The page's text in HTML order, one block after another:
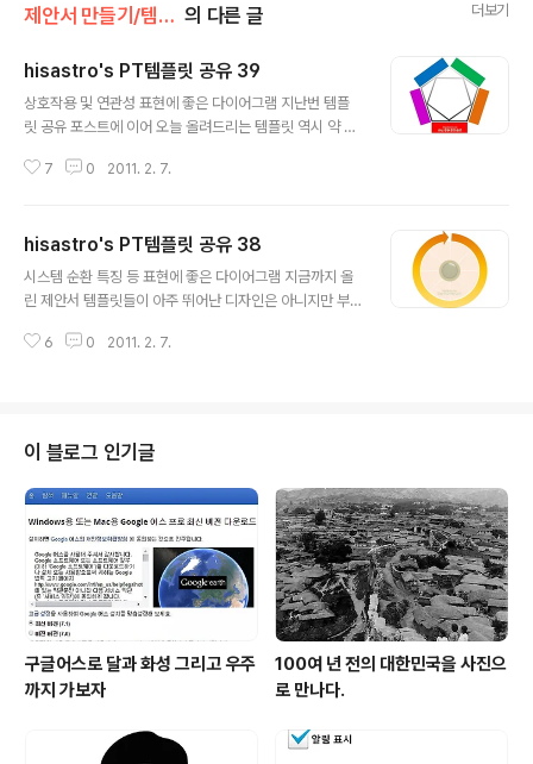
제안서 만들기/템플릿 의 다른 글 더보기
hisastro's PT템플릿 공유 39
상호작용 및 연관성 표현에 좋은 다이어그램 지난번 템플
릿 공유 포스트에 이어 오늘 올려드리는 템플릿 역시 약 7
전체를 그룹으로 묶었을 경우는 개체 속성에서- 에서 3차
완성한 모습의 템플릿을 다시 공유하게 되겠지만, 혹 공유
해드린 템플릿을 통해 더 새롭고 멋진 다이어그램을 만셨
다면, 부디 좋으신 마음으로 다시 다른 분들과 공유를 하실
럽고 힘든 이유는 단절을 원하는 악의 헤게모니가 근원적
7 0 2011. 2. 7.
hisastro's PT템플릿 공유 38
시스템 순환 특징 등 표현에 좋은 다이어그램 지금까지 올
린 제안서 템플릿들이 아주 뛰어난 디자인은 아니지만 부
수는 있었을 겁니다. 그런데, 가만히 생각해 보니, 이게 꼭
자 하는 분들이 약간의 편집과정을 거쳐야 그래도 제대로
쓸 수 있도록 한다면... 제안서 만드는 실력에 조금이라마
보템이 되지 않을까 생각이 들었던 겁니다. 그래서 이후 올
리는 템플릿은 약 70%가량의 완성도를 갖춘 형태로 올릴
까 생각하고 있습니다. 특히, 언젠가 발행했던 글 "포토샵
의 펜촉툴 기능을 파워포인트에서 사용한..
6 0 2011. 2. 7.
이 블로그 인기글
구글어스로 달과 화성 그리고 우주
까지 가보자
100여 년 전의 대한민국을 사진으
로 만나다.